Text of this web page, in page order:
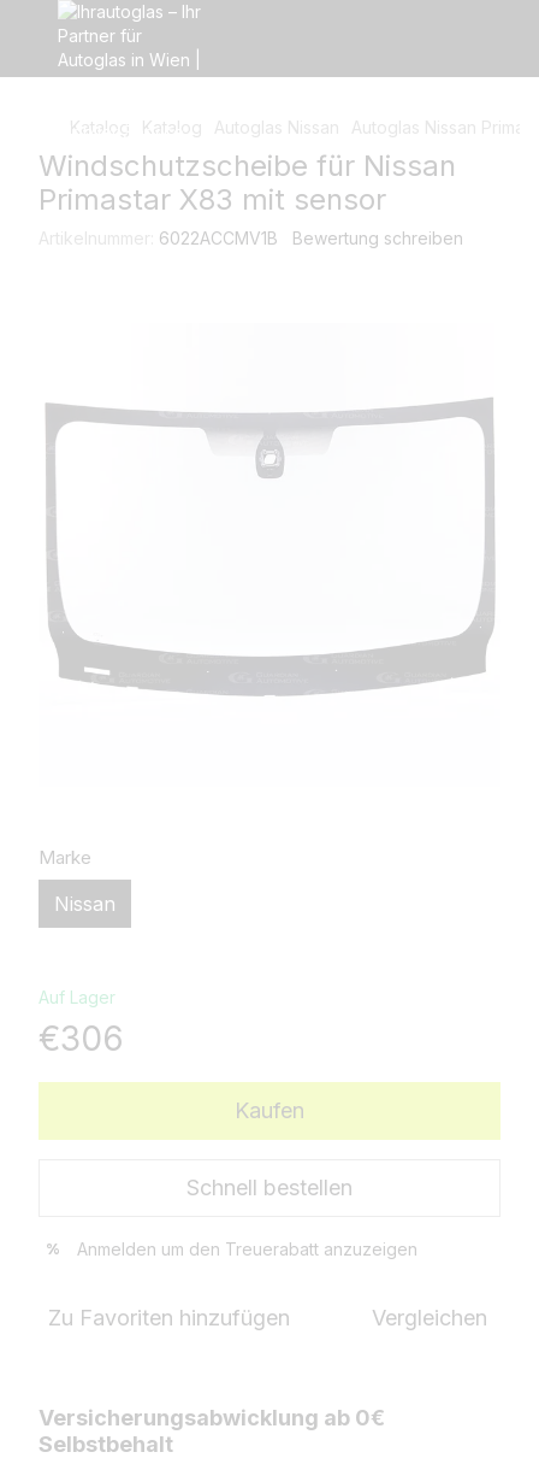
Katalog Katalog Autoglas Nissan Autoglas Nissan
Windschutzscheibe für Nissan
Primastar X83 mit sensor
Artikelnummer: 6022ACCMV1B Bewertung schreiben
Marke
Nissan
Auf Lager
€306
Kaufen
Schnell bestellen
% Anmelden um den Treuerabatt anzuzeigen
Zu Favoriten hinzufügen Vergleichen
Versicherungsabwicklung ab 0€
Selbstbehalt